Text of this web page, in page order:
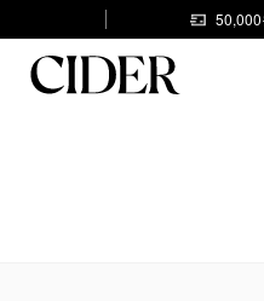
50,000